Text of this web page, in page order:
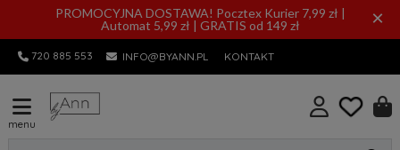
PROMOCYJNA DOSTAWA! Pocztex Kurier 7,99 zł |
Automat 5,99 zł | GRATIS od 149 zł
×
720 885 553 INFO@BYANN.PL KONTAKT
menu